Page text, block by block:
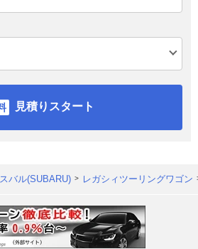
見積りスタート
スバル(SUBARU) レガシィツーリングワゴン